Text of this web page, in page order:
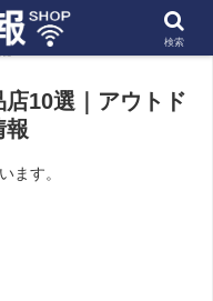
10選｜アウトド
報
ます。
検索